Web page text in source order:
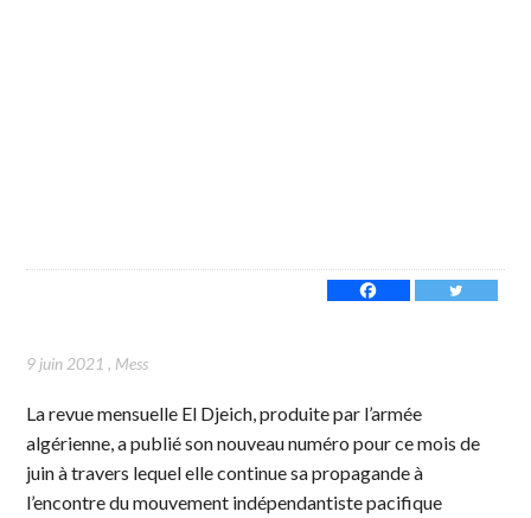
9 juin 2021 , Mess
La revue mensuelle El Djeich, produite par l’armée
algérienne, a publié son nouveau numéro pour ce mois de
juin à travers lequel elle continue sa propagande à
l’encontre du mouvement indépendantiste pacifique